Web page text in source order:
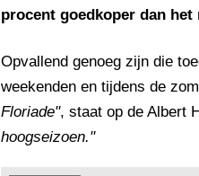
procent goedkoper dan
Opvallend genoeg zijn die
weekenden en tijdens de
Floriade", staat op de Albert
hoogseizoen."